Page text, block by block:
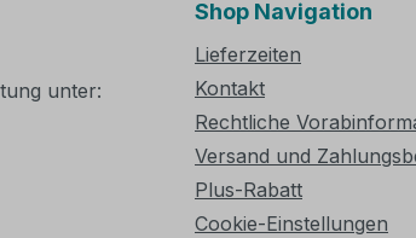
unter:
Shop Navigation
Lieferzeiten
Kontakt
Rechtliche
Versand und
Plus-Rabatt
Cookie-Einstellungen